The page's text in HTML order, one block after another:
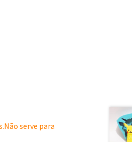
serve para